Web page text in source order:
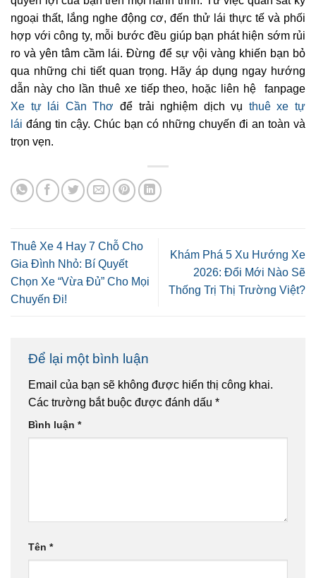
ngoại thất, lắng nghe động cơ, đến thử lái thực tế và phối
hợp với công ty, mỗi bước đều giúp bạn phát hiện sớm rủi
ro và yên tâm cầm lái. Đừng để sự vội vàng khiến bạn bỏ
qua những chi tiết quan trọng. Hãy áp dụng ngay hướng
dẫn này cho lần thuê xe tiếp theo, hoặc liên hệ fanpage
Xe tự lái Cần Thơ để trải nghiệm dịch vụ thuê xe tự
lái đáng tin cậy. Chúc bạn có những chuyến đi an toàn và
trọn vẹn.
Thuê Xe 4 Hay 7 Chỗ Cho
Gia Đình Nhỏ: Bí Quyết
Chọn Xe “Vừa Đủ” Cho Mọi
Chuyến Đi!
Khám Phá 5 Xu Hướng Xe
2026: Đổi Mới Nào Sẽ
Thống Trị Thị Trường Việt?
Để lại một bình luận
Email của bạn sẽ không được hiển thị công khai.
Các trường bắt buộc được đánh dấu *
Bình luận *
Tên *